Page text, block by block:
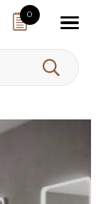
0
HAE